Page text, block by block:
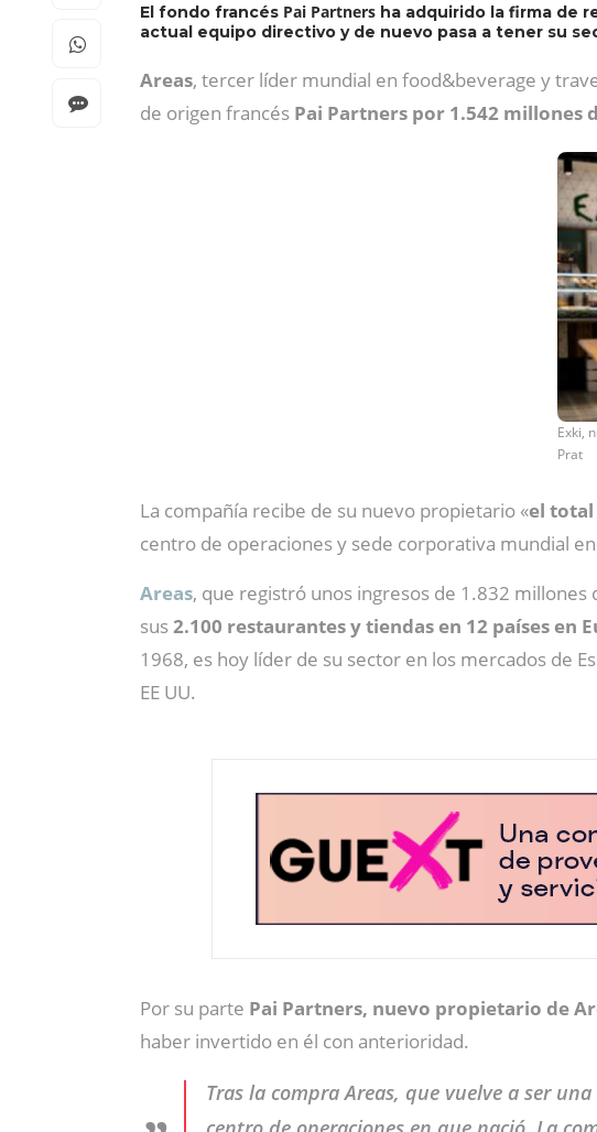
El fondo francés Pai Partners ha adquirido la firma de
actual equipo directivo y de nuevo pasa a tener su
Areas, tercer líder mundial en food&beverage y
de origen francés Pai Partners por 1.542 millones
Exki,
Prat
La compañía recibe de su nuevo propietario «el total
centro de operaciones y sede corporativa mundial
Areas, que registró unos ingresos de 1.832
sus2.100 restaurantes y tiendas en 12 países en
1968, es hoy líder de su sector en los mercados de
EE UU.
Por su parte Pai Partners, nuevo propietario de
haber invertido en él con anterioridad.
Tras la compra Areas, que vuelve a ser